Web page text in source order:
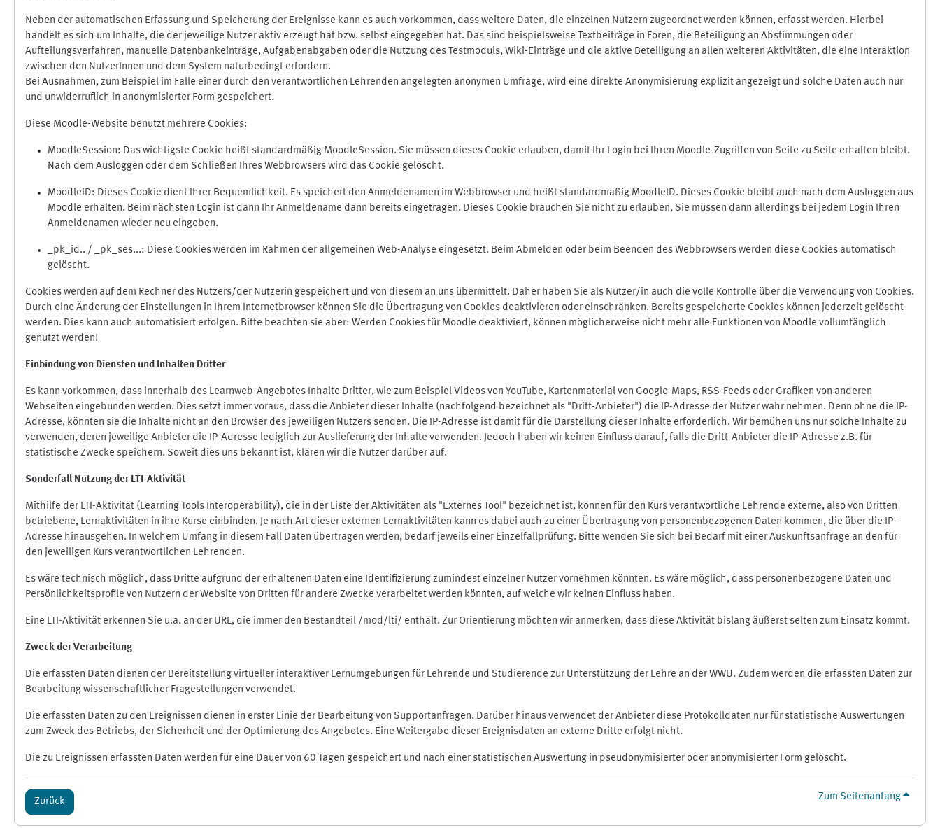
Neben der automatischen Erfassung und Speicherung der Ereignisse kann es auch vorkommen, dass weitere Daten, die einzelnen Nutzern zugeordnet werden können, erfasst werden. Hierbei
handelt es sich um Inhalte, die der jeweilige Nutzer aktiv erzeugt hat bzw. selbst eingegeben hat. Das sind beispielsweise Textbeiträge in Foren, die Beteiligung an Abstimmungen oder
Aufteilungsverfahren, manuelle Datenbankeinträge, Aufgabenabgaben oder die Nutzung des Testmoduls, Wiki-Einträge und die aktive Beteiligung an allen weiteren Aktivitäten, die eine Interaktion
zwischen den NutzerInnen und dem System naturbedingt erfordern.
Bei Ausnahmen, zum Beispiel im Falle einer durch den verantwortlichen Lehrenden angelegten anonymen Umfrage, wird eine direkte Anonymisierung explizit angezeigt und solche Daten auch nur
und unwiderruflich in anonymisierter Form gespeichert.
Diese Moodle-Website benutzt mehrere Cookies:
MoodleSession: Das wichtigste Cookie heißt standardmäßig MoodleSession. Sie müssen dieses Cookie erlauben, damit Ihr Login bei Ihren Moodle-Zugriffen von Seite zu Seite erhalten bleibt.
Nach dem Ausloggen oder dem Schließen Ihres Webbrowsers wird das Cookie gelöscht.
MoodleID: Dieses Cookie dient Ihrer Bequemlichkeit. Es speichert den Anmeldenamen im Webbrowser und heißt standardmäßig MoodleID. Dieses Cookie bleibt auch nach dem Ausloggen aus
Moodle erhalten. Beim nächsten Login ist dann Ihr Anmeldename dann bereits eingetragen. Dieses Cookie brauchen Sie nicht zu erlauben, Sie müssen dann allerdings bei jedem Login Ihren
Anmeldenamen wieder neu eingeben.
_pk_id.. / _pk_ses...: Diese Cookies werden im Rahmen der allgemeinen Web-Analyse eingesetzt. Beim Abmelden oder beim Beenden des Webbrowsers werden diese Cookies automatisch
gelöscht.
Cookies werden auf dem Rechner des Nutzers/der Nutzerin gespeichert und von diesem an uns übermittelt. Daher haben Sie als Nutzer/in auch die volle Kontrolle über die Verwendung von Cookies.
Durch eine Änderung der Einstellungen in Ihrem Internetbrowser können Sie die Übertragung von Cookies deaktivieren oder einschränken. Bereits gespeicherte Cookies können jederzeit gelöscht
werden. Dies kann auch automatisiert erfolgen. Bitte beachten sie aber: Werden Cookies für Moodle deaktiviert, können möglicherweise nicht mehr alle Funktionen von Moodle vollumfänglich
genutzt werden!
Einbindung von Diensten und Inhalten Dritter
Es kann vorkommen, dass innerhalb des Learnweb-Angebotes Inhalte Dritter, wie zum Beispiel Videos von YouTube, Kartenmaterial von Google-Maps, RSS-Feeds oder Grafiken von anderen
Webseiten eingebunden werden. Dies setzt immer voraus, dass die Anbieter dieser Inhalte (nachfolgend bezeichnet als "Dritt-Anbieter") die IP-Adresse der Nutzer wahr nehmen. Denn ohne die IP-
Adresse, könnten sie die Inhalte nicht an den Browser des jeweiligen Nutzers senden. Die IP-Adresse ist damit für die Darstellung dieser Inhalte erforderlich. Wir bemühen uns nur solche Inhalte zu
verwenden, deren jeweilige Anbieter die IP-Adresse lediglich zur Auslieferung der Inhalte verwenden. Jedoch haben wir keinen Einfluss darauf, falls die Dritt-Anbieter die IP-Adresse z.B. für
statistische Zwecke speichern. Soweit dies uns bekannt ist, klären wir die Nutzer darüber auf.
Sonderfall Nutzung der LTI-Aktivität
Mithilfe der LTI-Aktivität (Learning Tools Interoperability), die in der Liste der Aktivitäten als "Externes Tool" bezeichnet ist, können für den Kurs verantwortliche Lehrende externe, also von Dritten
betriebene, Lernaktivitäten in ihre Kurse einbinden. Je nach Art dieser externen Lernaktivitäten kann es dabei auch zu einer Übertragung von personenbezogenen Daten kommen, die über die IP-
Adresse hinausgehen. In welchem Umfang in diesem Fall Daten übertragen werden, bedarf jeweils einer Einzelfallprüfung. Bitte wenden Sie sich bei Bedarf mit einer Auskunftsanfrage an den für
den jeweiligen Kurs verantwortlichen Lehrenden.
Es wäre technisch möglich, dass Dritte aufgrund der erhaltenen Daten eine Identifizierung zumindest einzelner Nutzer vornehmen könnten. Es wäre möglich, dass personenbezogene Daten und
Persönlichkeitsprofile von Nutzern der Website von Dritten für andere Zwecke verarbeitet werden könnten, auf welche wir keinen Einfluss haben.
Eine LTI-Aktivität erkennen Sie u.a. an der URL, die immer den Bestandteil /mod/lti/ enthält. Zur Orientierung möchten wir anmerken, dass diese Aktivität bislang äußerst selten zum Einsatz kommt.
Zweck der Verarbeitung
Die erfassten Daten dienen der Bereitstellung virtueller interaktiver Lernumgebungen für Lehrende und Studierende zur Unterstützung der Lehre an der WWU. Zudem werden die erfassten Daten zur
Bearbeitung wissenschaftlicher Fragestellungen verwendet.
Die erfassten Daten zu den Ereignissen dienen in erster Linie der Bearbeitung von Supportanfragen. Darüber hinaus verwendet der Anbieter diese Protokolldaten nur für statistische Auswertungen
zum Zweck des Betriebs, der Sicherheit und der Optimierung des Angebotes. Eine Weitergabe dieser Ereignisdaten an externe Dritte erfolgt nicht.
Die zu Ereignissen erfassten Daten werden für eine Dauer von 60 Tagen gespeichert und nach einer statistischen Auswertung in pseudonymisierter oder anonymisierter Form gelöscht.
Zurück Zum Seitenanfang